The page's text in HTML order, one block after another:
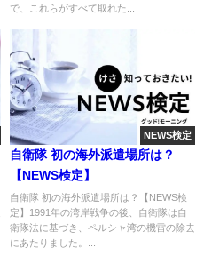
で、これらがすべて取れた...
NEWS検定
自衛隊 初の海外派遣場所は？
【NEWS検定】
自衛隊 初の海外派遣場所は？【NEWS検
定】1991年の湾岸戦争の後、自衛隊は自
衛隊法に基づき、ペルシャ湾の機雷の除去
にあたりました。...